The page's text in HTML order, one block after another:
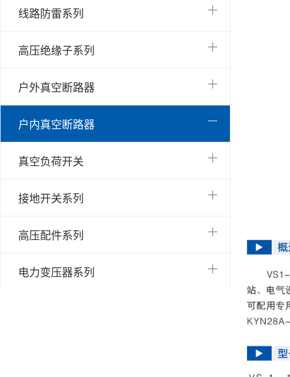
线路防雷系列
高压绝缘子系列
户外真空断路器
户内真空断路器
真空负荷开关
接地开关系列
高压配件系列
电力变压器系列